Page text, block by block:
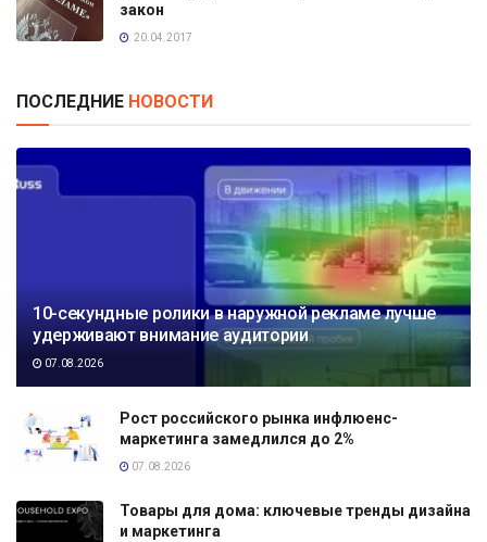
закон
20.04.2017
ПОСЛЕДНИЕ НОВОСТИ
10-секундные ролики в наружной рекламе лучше
удерживают внимание аудитории
07.08.2026
Рост российского рынка инфлюенс-
маркетинга замедлился до 2%
07.08.2026
Товары для дома: ключевые тренды дизайна
и маркетинга